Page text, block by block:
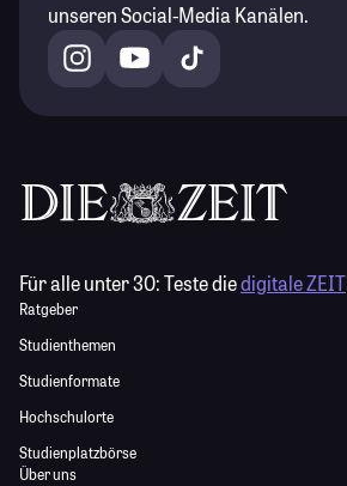
unseren Social-Media Kanälen.
Für alle unter 30:Teste diedigitale ZEIT
Ratgeber
Studienthemen
Studienformate
Hochschulorte
Studienplatzbörse
Über uns